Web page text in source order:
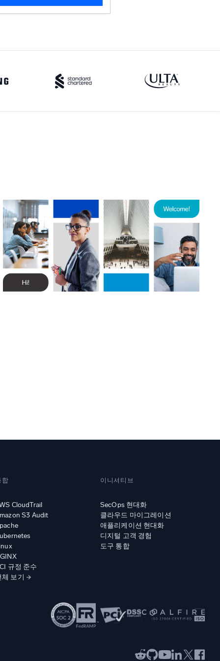
합
CloudTrail
S3 Audit
규정 준수
체 보기
이니셔티브
SecOps 현대화
클라우드 마이그레이션
애플리케이션 현대화
디지털 고객 경험
도구 통합